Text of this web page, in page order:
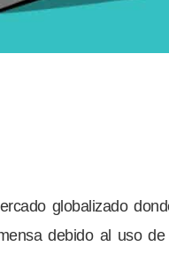
globalizado
debido al uso